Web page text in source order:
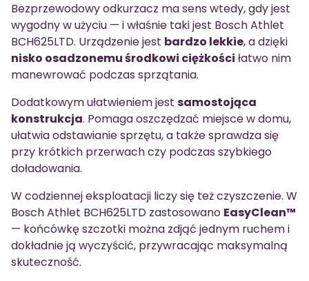
Bezprzewodowy odkurzacz ma sens wtedy, gdy jest
wygodny w użyciu — i właśnie taki jest Bosch Athlet
BCH625LTD. Urządzenie jest bardzo lekkie, a dzięki
nisko osadzonemu środkowi ciężkości łatwo nim
manewrować podczas sprzątania.
Dodatkowym ułatwieniem jest samostojąca
konstrukcja. Pomaga oszczędzać miejsce w domu,
ułatwia odstawianie sprzętu, a także sprawdza się
przy krótkich przerwach czy podczas szybkiego
doładowania.
W codziennej eksploatacji liczy się też czyszczenie. W
Bosch Athlet BCH625LTD zastosowano EasyClean™
— końcówkę szczotki można zdjąć jednym ruchem i
dokładnie ją wyczyścić, przywracając maksymalną
skuteczność.